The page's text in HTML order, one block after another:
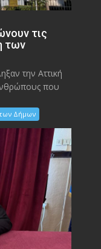
τις
των
την Αττική
που
Δήμων